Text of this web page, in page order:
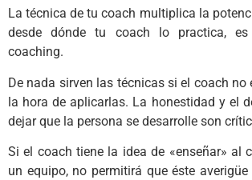
La técnica de tu coach multiplica la
desde dónde tu coach lo practica,
coaching.
De nada sirven las técnicas si el coach no
la hora de aplicarlas. La honestidad y el
dejar que la persona se desarrolle son
Si el coach tiene la idea de «enseñar» al
un equipo, no permitirá que éste